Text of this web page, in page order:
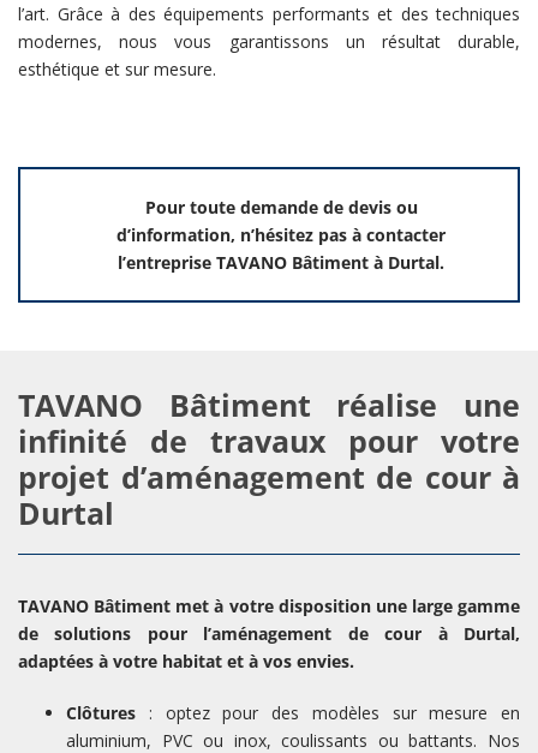
l’art. Grâce à des équipements performants et des techniques
modernes, nous vous garantissons un résultat durable,
esthétique et sur mesure.
Pour toute demande de devis ou
d’information, n’hésitez pas à contacter
l’entreprise TAVANO Bâtiment à Durtal.
TAVANO Bâtiment réalise une
infinité de travaux pour votre
projet d’aménagement de cour à
Durtal
TAVANO Bâtiment met à votre disposition une large gamme
de solutions pour l’aménagement de cour à Durtal,
adaptées à votre habitat et à vos envies.
Clôtures : optez pour des modèles sur mesure en
aluminium, PVC ou inox, coulissants ou battants. Nos